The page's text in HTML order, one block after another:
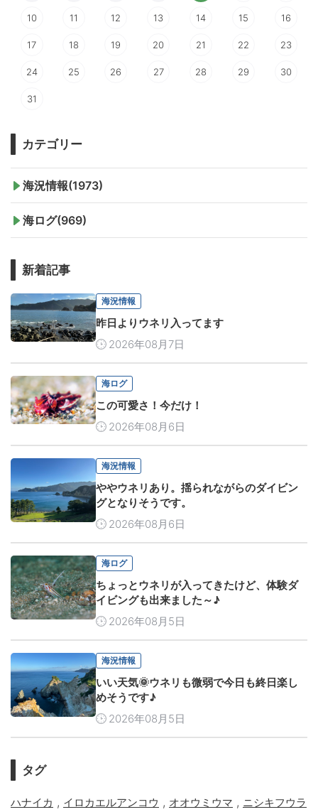
10 11 12 13 14 15 16
17 18 19 20 21 22 23
24 25 26 27 28 29 30
31
カテゴリー
海況情報(1973)
海ログ(969)
新着記事
海況情報
昨日よりウネリ入ってます
2026年08月7日
海ログ
この可愛さ！今だけ！
2026年08月6日
海況情報
ややウネリあり。揺られながらのダイビン
グとなりそうです。
2026年08月6日
海ログ
ちょっとウネリが入ってきたけど、体験ダ
イビングも出来ました～♪
2026年08月5日
海況情報
いい天気🌞ウネリも微弱で今日も終日楽し
めそうです♪
2026年08月5日
タグ
ハナイカ , イロカエルアンコウ , オオウミウマ , ニシキフウラ